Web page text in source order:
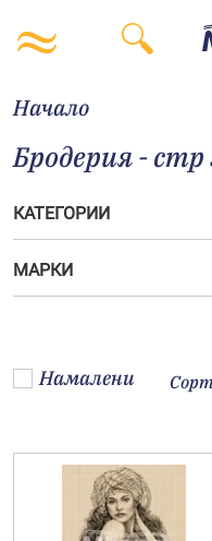
Начало
Бродерия - стр
КАТЕГОРИИ
МАРКИ
Намалени